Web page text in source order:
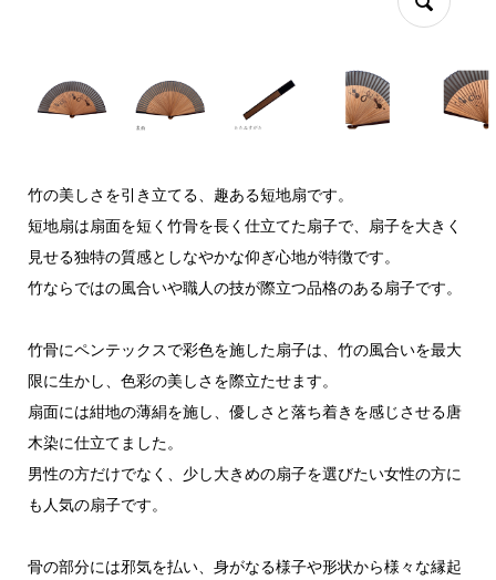
竹の美しさを引き立てる、趣ある短地扇です。
短地扇は扇面を短く竹骨を長く仕立てた扇子で、扇子を大きく
見せる独特の質感としなやかな仰ぎ心地が特徴です。
竹ならではの風合いや職人の技が際立つ品格のある扇子です。
竹骨にペンテックスで彩色を施した扇子は、竹の風合いを最大
限に生かし、色彩の美しさを際立たせます。
扇面には紺地の薄絹を施し、優しさと落ち着きを感じさせる唐
木染に仕立てました。
男性の方だけでなく、少し大きめの扇子を選びたい女性の方に
も人気の扇子です。
骨の部分には邪気を払い、身がなる様子や形状から様々な縁起